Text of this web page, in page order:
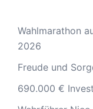
Wahlmarathon
2026
Freude und
690.000 €